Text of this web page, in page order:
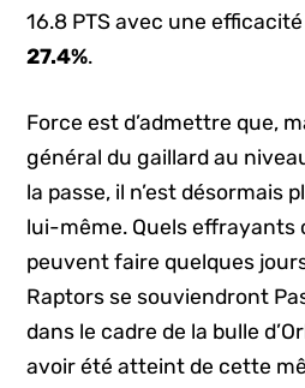
16.8 PTS avec une
27.4%.
Force est d’admettre que,
général du gaillard au
la passe, il n’est désormais
lui-même. Quels effrayants
peuvent faire quelques
Raptors se souviendront
dans le cadre de la bulle
avoir été atteint de cette